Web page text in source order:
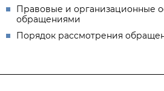
Правовые и организационные
обращениями
Порядок рассмотрения